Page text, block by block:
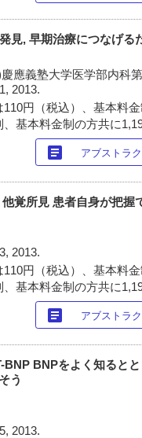
見, 早期治療につなげる
應義塾大学医学部内科
2013.
円（税込）、基本料
基本料金制の方共に
article アブストラ
覚所見 患者自身が把握
2013.
円（税込）、基本料
基本料金制の方共に
article アブストラ
BNPをよく知ると
う
2013.